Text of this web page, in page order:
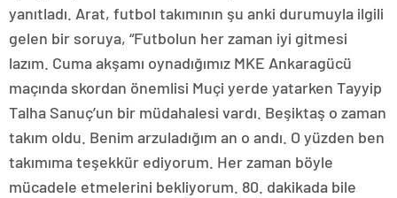
yanıtladı. Arat, futbol takımının şu anki durumuyla ilgili
gelen bir soruya, “Futbolun her zaman iyi gitmesi
lazım. Cuma akşamı oynadığımız MKE Ankaragücü
maçında skordan önemlisi Muçi yerde yatarken Tayyip
Talha Sanuç’un bir müdahalesi vardı. Beşiktaş o zaman
takım oldu. Benim arzuladığım an o andı. O yüzden ben
takımıma teşekkür ediyorum. Her zaman böyle
mücadele etmelerini bekliyorum. 80. dakikada bile